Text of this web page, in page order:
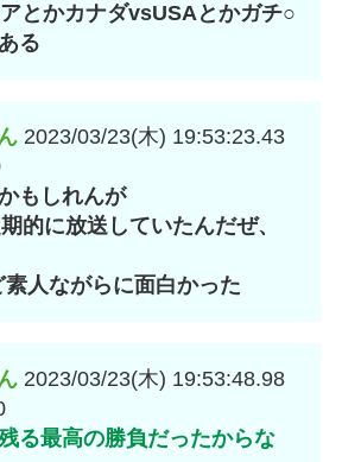
とかカナダvsUSAとかガチ○
る
2023/03/23(木) 19:53:23.43
もしれんが
的に放送していたんだぜ、
人ながらに面白かった
2023/03/23(木) 19:53:48.98
る最高の勝負だったからな